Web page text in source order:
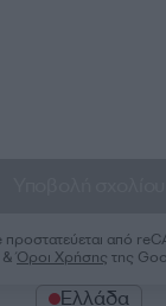
προστατεύεται από
&Όροι Χρήσης της
Ελλάδα